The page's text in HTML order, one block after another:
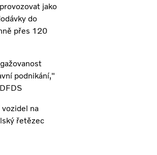
jako
do
přes 120
podnikání,"
na
řetězec